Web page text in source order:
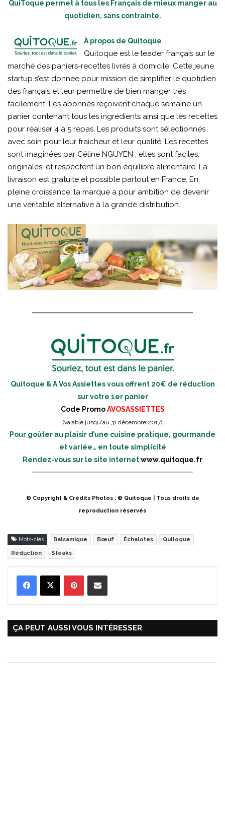
QuiToque permet à tous les Français de mieux manger au
quotidien, sans contrainte.
À propos de Quitoque
Quitoque est le leader français sur le
marché des paniers-recettes livrés à domicile. Cette jeune
startup s’est donnée pour mission de simplifier le quotidien
des français et leur permettre de bien manger très
facilement. Les abonnés reçoivent chaque semaine un
panier contenant tous les ingrédients ainsi que les recettes
pour réaliser 4 à 5 repas. Les produits sont sélectionnés
avec soin pour leur fraîcheur et leur qualité. Les recettes
sont imaginées par Céline NGUYEN ; elles sont faciles,
originales, et respectent un bon équilibre alimentaire. La
livraison est gratuite et possible partout en France. En
pleine croissance, la marque a pour ambition de devenir
une véritable alternative à la grande distribution.
Quitoque & A Vos Assiettes vous offrent 20€ de réduction
sur votre 1er panier
Code PromoAVOSASSIETTES
(valable jusqu'au 31 décembre 2017)
Pour goûter au plaisir d’une cuisine pratique, gourmande
et variée… en toute simplicité
Rendez-vous sur le site internetwww.quitoque.fr
© Copyright & Crédits Photos : © Quitoque | Tous droits de
reproduction réservés
Mots-clés Balsamique Bœuf Échalotes Quitoque
Réduction Steaks
ÇA PEUT AUSSI VOUS INTÉRESSER